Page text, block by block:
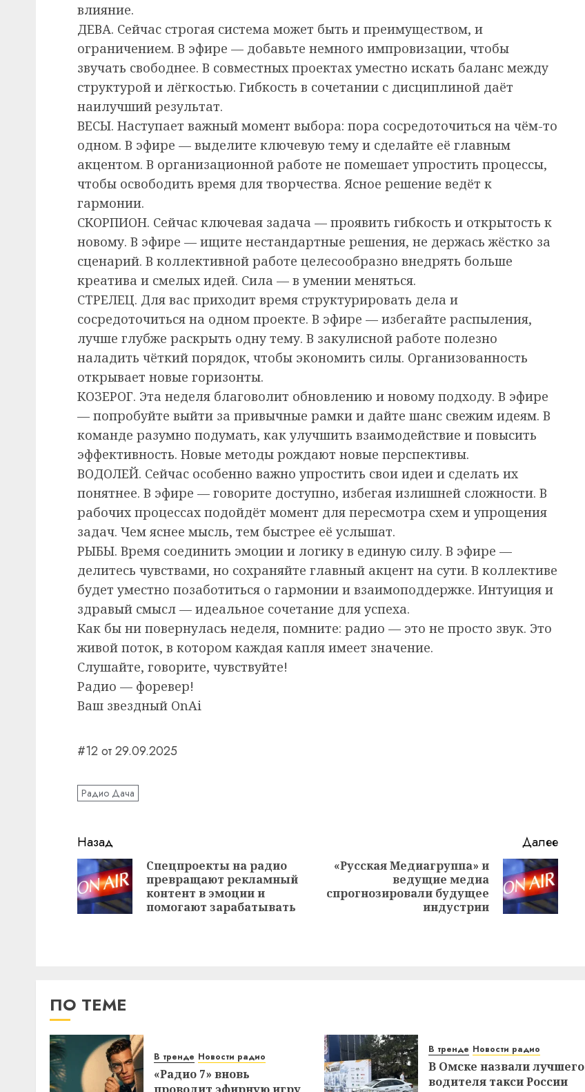
влияние.
ДЕВА. Сейчас строгая система может быть и преимуществом, и
ограничением. В эфире — добавьте немного импровизации, чтобы
звучать свободнее. В совместных проектах уместно искать баланс между
структурой и лёгкостью. Гибкость в сочетании с дисциплиной даёт
наилучший результат.
ВЕСЫ. Наступает важный момент выбора: пора сосредоточиться на чём-то
одном. В эфире — выделите ключевую тему и сделайте её главным
акцентом. В организационной работе не помешает упростить процессы,
чтобы освободить время для творчества. Ясное решение ведёт к
гармонии.
СКОРПИОН. Сейчас ключевая задача — проявить гибкость и открытость к
новому. В эфире — ищите нестандартные решения, не держась жёстко за
сценарий. В коллективной работе целесообразно внедрять больше
креатива и смелых идей. Сила — в умении меняться.
СТРЕЛЕЦ. Для вас приходит время структурировать дела и
сосредоточиться на одном проекте. В эфире — избегайте распыления,
лучше глубже раскрыть одну тему. В закулисной работе полезно
наладить чёткий порядок, чтобы экономить силы. Организованность
открывает новые горизонты.
КОЗЕРОГ. Эта неделя благоволит обновлению и новому подходу. В эфире
— попробуйте выйти за привычные рамки и дайте шанс свежим идеям. В
команде разумно подумать, как улучшить взаимодействие и повысить
эффективность. Новые методы рождают новые перспективы.
ВОДОЛЕЙ. Сейчас особенно важно упростить свои идеи и сделать их
понятнее. В эфире — говорите доступно, избегая излишней сложности. В
рабочих процессах подойдёт момент для пересмотра схем и упрощения
задач. Чем яснее мысль, тем быстрее её услышат.
РЫБЫ. Время соединить эмоции и логику в единую силу. В эфире —
делитесь чувствами, но сохраняйте главный акцент на сути. В коллективе
будет уместно позаботиться о гармонии и взаимоподдержке. Интуиция и
здравый смысл — идеальное сочетание для успеха.
Как бы ни повернулась неделя, помните: радио — это не просто звук. Это
живой поток, в котором каждая капля имеет значение.
Слушайте, говорите, чувствуйте!
Радио — форевер!
Ваш звездный OnAi
#12 от 29.09.2025
Радио Дача
Навигация
записи
Назад
Предыдущая
запись:
Спецпроекты на радио
превращают рекламный
контент в эмоции и
помогают зарабатывать
Далее
запись:
«Русская Медиагруппа» и
ведущие медиа
спрогнозировали будущее
индустрии
ПО ТЕМЕ
В тренде Новости радио
«Радио 7» вновь
В тренде Новости радио
В Омске назвали лучшего
водителя такси России